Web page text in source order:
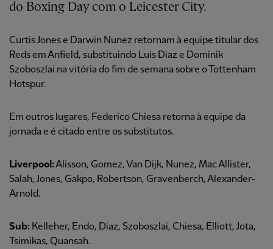
do Boxing Day com o Leicester City.
Curtis Jones e Darwin Nunez retornam à equipe titular dos
Reds em Anfield, substituindo Luis Diaz e Dominik
Szoboszlai na vitória do fim de semana sobre o Tottenham
Hotspur.
Em outros lugares, Federico Chiesa retorna à equipe da
jornada e é citado entre os substitutos.
Liverpool:Alisson, Gomez, Van Dijk, Nunez, Mac Allister,
Salah, Jones, Gakpo, Robertson, Gravenberch, Alexander-
Arnold.
Sub: Kelleher, Endo, Diaz, Szoboszlai, Chiesa, Elliott, Jota,
Tsimikas, Quansah.